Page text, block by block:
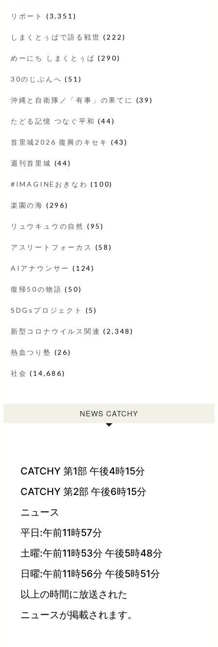
リポート (3,351)
しまくとぅばで語る戦世 (222)
めーにち しまくとぅば (290)
30のじぶんへ (51)
沖縄と自衛隊／「有事」の果てに (39)
たどる記憶 つなぐ平和 (44)
首里城2026 復興のキセキ (43)
週刊首里城 (44)
#IMAGINEおきなわ (100)
楽園の海 (296)
リュウキュウの自然 (95)
アスリートフォーカス (58)
AIアナウンサー (124)
復帰50の物語 (50)
SDGsプロジェクト (5)
新型コロナウイルス関連 (2,348)
熱血つり塾 (26)
社会 (14,686)
NEWS CATCHY
CATCHY 第1部 午後4時15分
CATCHY 第2部 午後6時15分
ニュース
平日:午前11時57分
土曜:午前11時53分 午後5時48分
日曜:午前11時56分 午後5時51分
以上の時間に放送された
ニュースが掲載されます。